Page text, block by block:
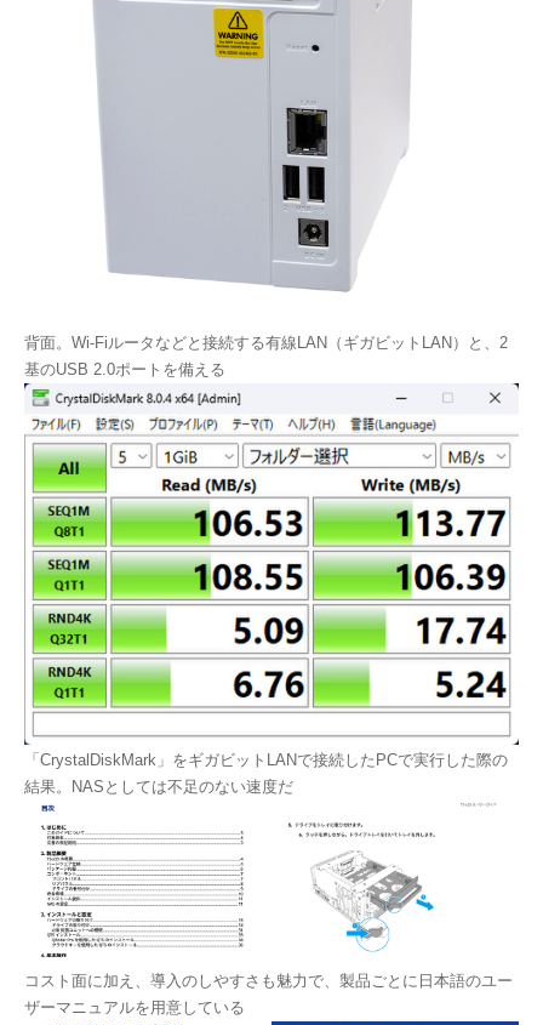
背面。Wi-Fiルータなどと接続する有線LAN（ギガビットLAN）と、2
基のUSB 2.0ポートを備える
「CrystalDiskMark」をギガビットLANで接続したPCで実行した際の
結果。NASとしては不足のない速度だ
コスト面に加え、導入のしやすさも魅力で、製品ごとに日本語のユー
ザーマニュアルを用意している